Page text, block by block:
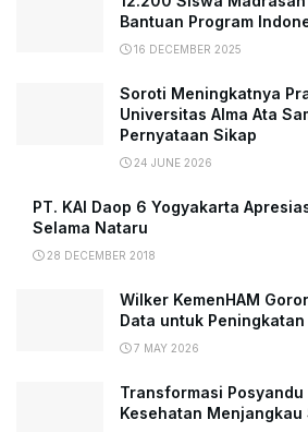
Bantuan Program
16 DECEMBER 2025
Soroti Meningkatnya
Universitas Alma Ata
Pernyataan Sikap
24 JUNE 2026
PT. KAI Daop 6 Yogyakarta
Selama Nataru
28 DECEMBER 2018
Wilker KemenHAM
Data untuk
7 MAY 2026
Transformasi
Kesehatan Menjangkau